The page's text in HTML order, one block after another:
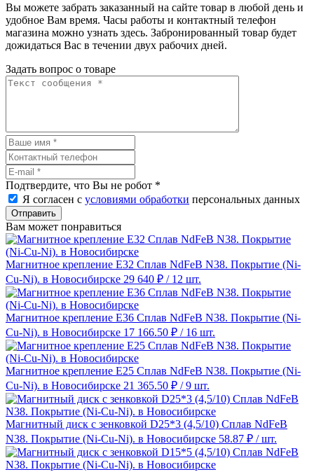
Вы можете забрать заказанный на сайте товар в любой день и
удобное Вам время. Часы работы и контактный телефон
магазина можно узнать здесь. Забронированный товар будет
дожидаться Вас в течении двух рабочих дней.
Задать вопрос о товаре
Подтвердите, что Вы не робот *
Я согласен с условиями обработки персональных данных
Отправить
Вам может понравиться
Магнитное крепление E32 Сплав NdFeB N38. Покрытие (Ni-
Cu-Ni). в Новосибирске 29 640 ₽ / 12 шт.
Магнитное крепление E36 Сплав NdFeB N38. Покрытие (Ni-
Cu-Ni). в Новосибирске 17 166.50 ₽ / 16 шт.
Магнитное крепление E25 Сплав NdFeB N38. Покрытие (Ni-
Cu-Ni). в Новосибирске 21 365.50 ₽ / 9 шт.
Магнитный диск с зенковкой D25*3 (4,5/10) Сплав NdFeB
N38. Покрытие (Ni-Cu-Ni). в Новосибирске 58.87 ₽ / шт.